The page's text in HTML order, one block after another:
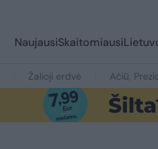
NaujausiSkaitomiausi
Žalioji erdvė Ačiū,